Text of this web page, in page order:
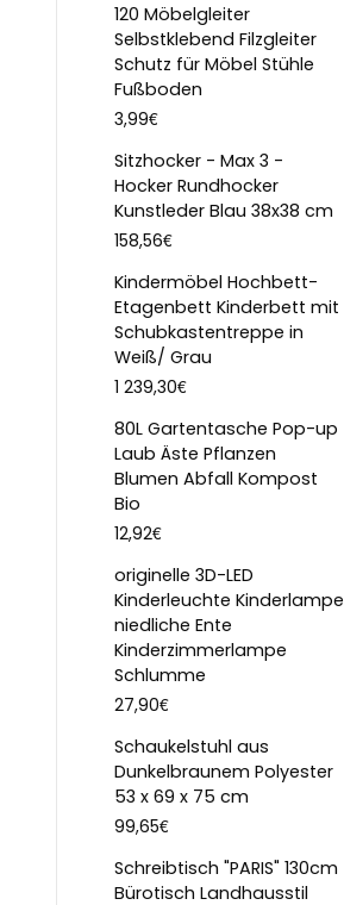
120 Möbelgleiter
Selbstklebend Filzgleiter
Schutz für Möbel Stühle
Fußboden
3,99€
Sitzhocker - Max 3 -
Hocker Rundhocker
Kunstleder Blau 38x38 cm
158,56€
Kindermöbel Hochbett-
Etagenbett Kinderbett mit
Schubkastentreppe in
Weiß/ Grau
1 239,30€
80L Gartentasche Pop-up
Laub Äste Pflanzen
Blumen Abfall Kompost
Bio
12,92€
originelle 3D-LED
Kinderleuchte Kinderlampe
niedliche Ente
Kinderzimmerlampe
Schlumme
27,90€
Schaukelstuhl aus
Dunkelbraunem Polyester
53 x 69 x 75 cm
99,65€
Schreibtisch "PARIS" 130cm
Bürotisch Landhausstil